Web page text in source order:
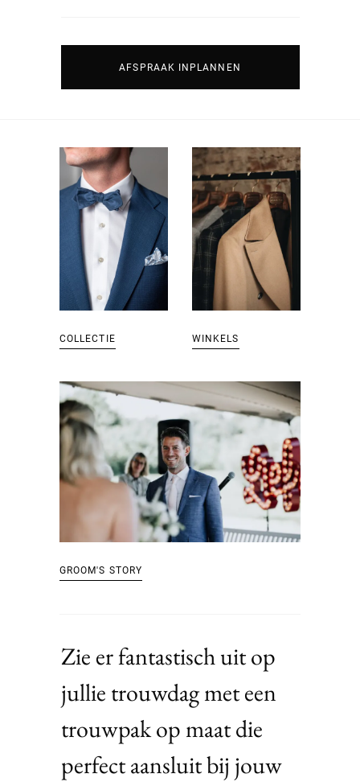
AFSPRAAK INPLANNEN
COLLECTIE WINKELS
GROOM'S STORY
Zie er fantastisch uit op
jullie trouwdag met een
trouwpak op maat die
perfect aansluit bij jouw